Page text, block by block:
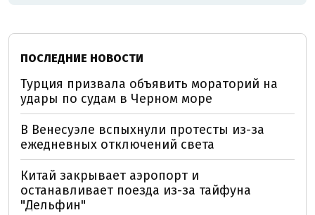
ПОСЛЕДНИЕ НОВОСТИ
Турция призвала объявить мораторий на
удары по судам в Черном море
В Венесуэле вспыхнули протесты из-за
ежедневных отключений света
Китай закрывает аэропорт и
останавливает поезда из-за тайфуна
"Дельфин"